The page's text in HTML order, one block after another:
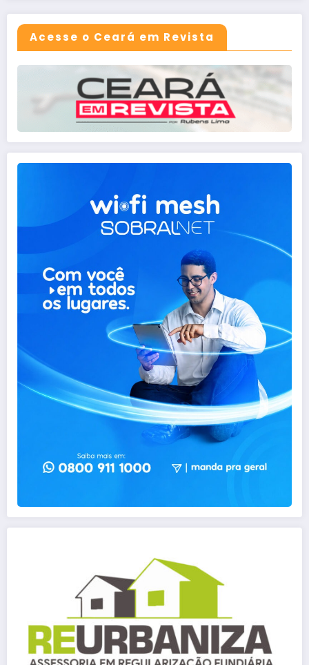
Acesse o Ceará em Revista